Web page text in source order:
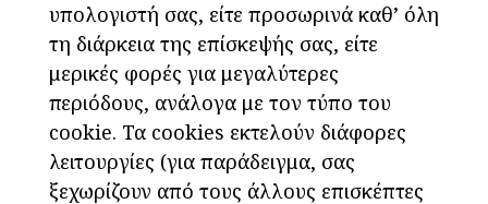
υπολογιστή σας, είτε προσωρινά καθ’ όλη
τη διάρκεια της επίσκεψής σας, είτε
μερικές φορές για μεγαλύτερες
περιόδους, ανάλογα με τον τύπο του
cookie. Τα cookies εκτελούν διάφορες
λειτουργίες (για παράδειγμα, σας
ξεχωρίζουν από τους άλλους επισκέπτες